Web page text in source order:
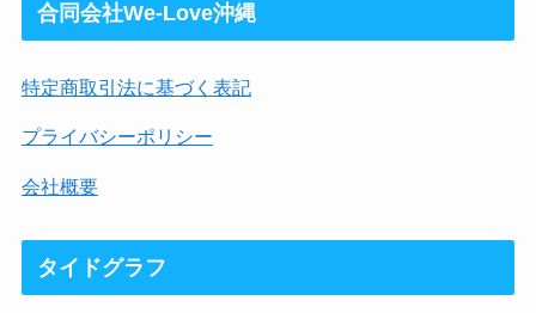
合同会社We-Love沖縄
特定商取引法に基づく表記
プライバシーポリシー
会社概要
タイドグラフ